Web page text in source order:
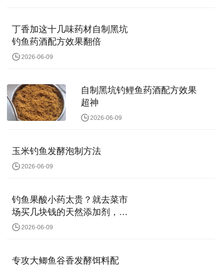
丁香加这十几味药材自制黑坑
钓鱼药酒配方效果翻倍
2026-06-09
自制黑坑钓鲤鱼药酒配方效果
超神
2026-06-09
玉米钓鱼发酵泡制方法
2026-06-09
钓鱼果酸小药太贵？就去菜市
场买几块钱的天然添加剂，效
果一样好
2026-06-09
专攻大鲫鱼谷香发酵饵料配